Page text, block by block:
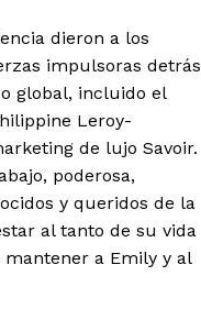
dieron a los
impulsoras detrás
global, incluido el
Leroy-
de lujo Savoir.
poderosa,
y queridos de la
al tanto de su vida
mantener a Emily y al